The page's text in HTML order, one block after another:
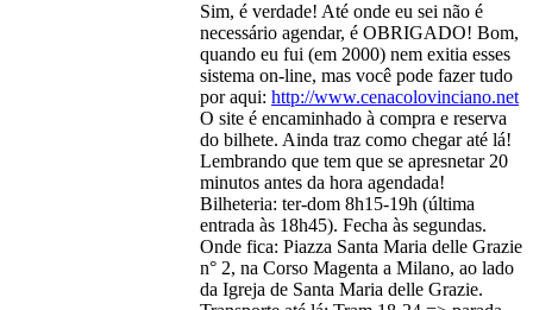
Sim, é verdade! Até onde eu sei não é
necessário agendar, é OBRIGADO! Bom,
quando eu fui (em 2000) nem exitia esses
sistema on-line, mas você pode fazer tudo
por aqui: http://www.cenacolovinciano.net
O site é encaminhado à compra e reserva
do bilhete. Ainda traz como chegar até lá!
Lembrando que tem que se apresnetar 20
minutos antes da hora agendada!
Bilheteria: ter-dom 8h15-19h (última
entrada às 18h45). Fecha às segundas.
Onde fica: Piazza Santa Maria delle Grazie
n° 2, na Corso Magenta a Milano, ao lado
da Igreja de Santa Maria delle Grazie.